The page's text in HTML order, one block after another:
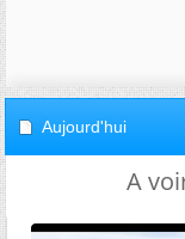
Aujourd'hui
A